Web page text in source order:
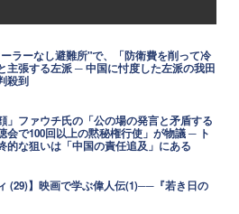
ーラーなし避難所"で、「防衛費を削って冷
主張する左派 ─ 中国に忖度した左派の我田
殺到
」ファウチ氏の「公の場の発言と矛盾する
会で100回以上の黙秘権行使」が物議 ─ ト
的な狙いは「中国の責任追及」にある
(29)】映画で学ぶ偉人伝(1)──『若き日の